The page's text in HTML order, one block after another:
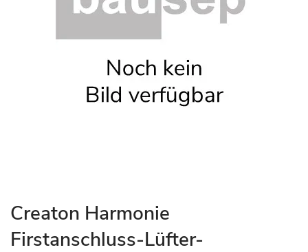
Zum
Anfang
der
Creaton Harmonie
Firstanschluss-Lüfter-